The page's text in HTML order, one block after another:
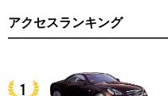
アクセスランキング